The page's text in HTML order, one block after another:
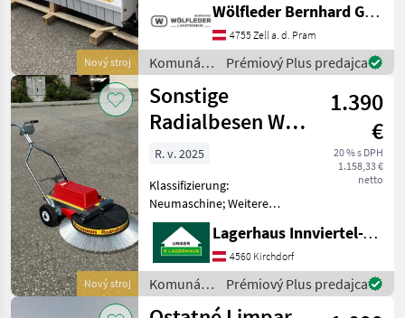
Nový stroj
Schlegel - ca. 920 kg -
Getriebe mit
Freilaufkupplung -
Hydraulische
Seitenverschiebung: 400
mm
Wölfleder Bernhard GmbH
4755 Zell a. d. Pram
Komunálne
stroje /
Fliegl
Prémiový Plus predajca
Nový stroj
Sonstige
Radialbesen WR
870
1.390
€
20 % s DPH
1.158,33 €
netto
R. v. 2025
Klassifizierung:
Neumaschine; Weitere
Maschinenmerkmale: -
Arbeitsbreite 870mm -
Stützräder - Rechts- &
Linkslauf - Sicherung -
Dauerladegerät - inkl.
Ladegerät - au
Lagerhaus Innviertel-Traunviertel-Urfahr eGen, Kirchdorf
4560 Kirchdorf
Komunálne
stroje /
Prémiový Plus predajca